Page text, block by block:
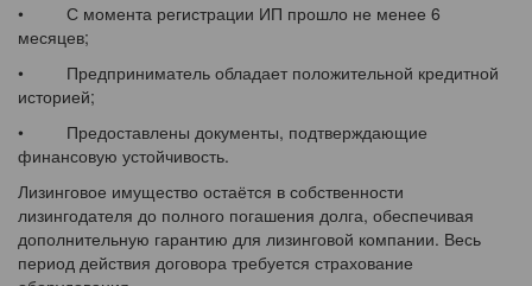
• С момента регистрации ИП прошло не менее 6
месяцев;
• Предприниматель обладает положительной кредитной
историей;
• Предоставлены документы, подтверждающие
финансовую устойчивость.
Лизинговое имущество остаётся в собственности
лизингодателя до полного погашения долга, обеспечивая
дополнительную гарантию для лизинговой компании. Весь
период действия договора требуется страхование